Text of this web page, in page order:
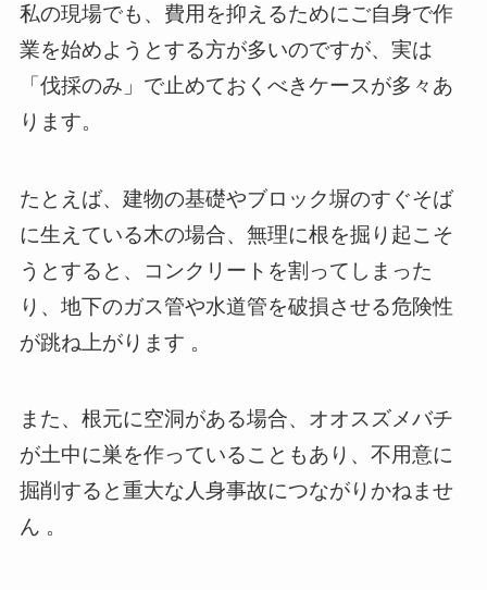
私の現場でも、費用を抑えるためにご自身で作
業を始めようとする方が多いのですが、実は
「伐採のみ」で止めておくべきケースが多々あ
ります。
たとえば、建物の基礎やブロック塀のすぐそば
に生えている木の場合、無理に根を掘り起こそ
うとすると、コンクリートを割ってしまった
り、地下のガス管や水道管を破損させる危険性
が跳ね上がります 。
また、根元に空洞がある場合、オオスズメバチ
が土中に巣を作っていることもあり、不用意に
掘削すると重大な人身事故につながりかねませ
ん 。